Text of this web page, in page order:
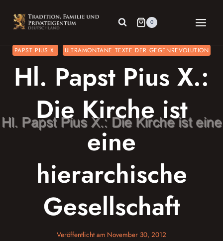
Inhalt
springen
0
PAPST PIUS X. ULTRAMONTANE TEXTE DER GEGENREVOLUTION
Hl. Papst Pius X.:
Die Kirche ist
eine
hierarchische
Gesellschaft
Veröffentlicht am November 30, 2012